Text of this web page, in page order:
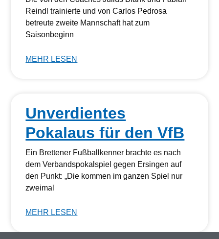
Reindl trainierte und von Carlos Pedrosa
betreute zweite Mannschaft hat zum
Saisonbeginn
MEHR LESEN
Unverdientes
Pokalaus für den VfB
Ein Brettener Fußballkenner brachte es nach
dem Verbandspokalspiel gegen Ersingen auf
den Punkt: „Die kommen im ganzen Spiel nur
zweimal
MEHR LESEN